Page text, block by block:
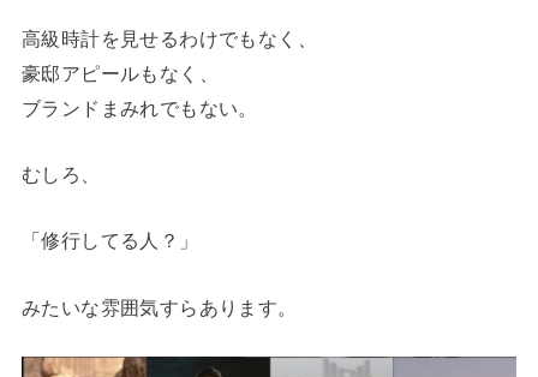
高級時計を見せるわけでもなく、
豪邸アピールもなく、
ブランドまみれでもない。
むしろ、
「修行してる人？」
みたいな雰囲気すらあります。